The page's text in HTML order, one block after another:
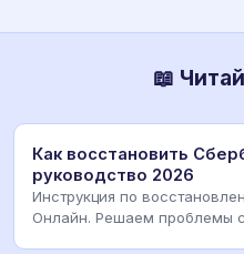
📖
Как восстановить
руководство 2026
Инструкция по
Онлайн. Решаем проблемы